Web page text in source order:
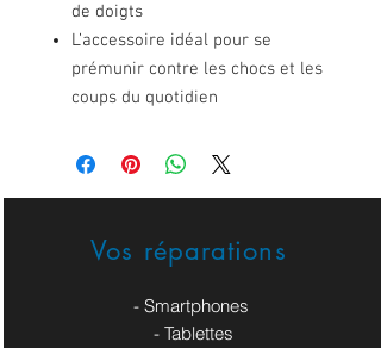
de doigts
L’accessoire idéal pour se
prémunir contre les chocs et les
coups du quotidien
Vos réparations
- Smartphones
- Tablettes